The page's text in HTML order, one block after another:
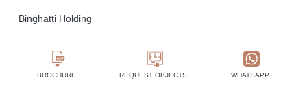
Binghatti Holding
BROCHURE REQUEST OBJECTS WHATSAPP